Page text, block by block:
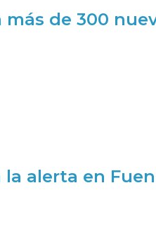
de 300
la alerta en